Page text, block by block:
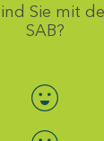
Sie mit
SAB?